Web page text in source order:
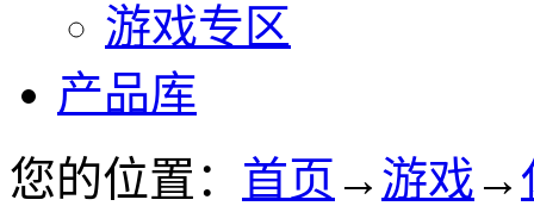
游戏专区
产品库
您的位置： 首页 → 游戏 →